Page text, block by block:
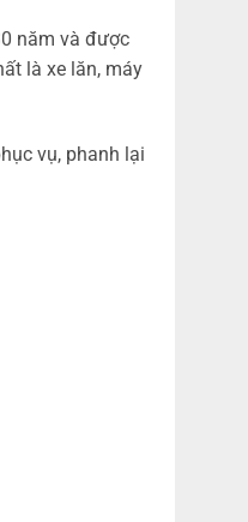
năm và được
là xe lăn, máy
vụ, phanh lại